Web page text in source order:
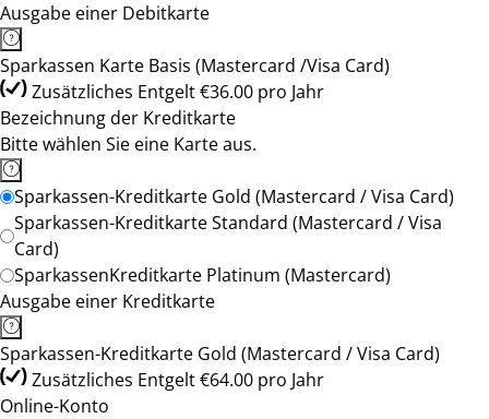
Ausgabe einer Debitkarte
Sparkassen Karte Basis (Mastercard /Visa Card)
Zusätzliches Entgelt €36.00 pro Jahr
Bezeichnung der Kreditkarte
Bitte wählen Sie eine Karte aus.
Sparkassen-Kreditkarte Gold (Mastercard / Visa Card)
Sparkassen-Kreditkarte Standard (Mastercard / Visa
Card)
SparkassenKreditkarte Platinum (Mastercard)
Ausgabe einer Kreditkarte
Sparkassen-Kreditkarte Gold (Mastercard / Visa Card)
Zusätzliches Entgelt €64.00 pro Jahr
Online-Konto